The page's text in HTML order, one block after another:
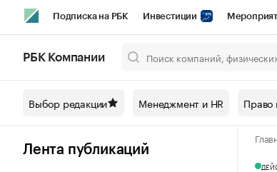
Подписка на РБК Инвестиции
Спецпроекты СПб Конференции СПб
Технологии и медиа Рынок
РБК Компании
Выбор редакции Менеджмент и HR Право
Лента публикаций